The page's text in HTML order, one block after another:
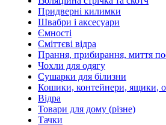
Придверні килимки
Швабри і аксесуари
Ємності
Сміттєві відра
Прання, прибирання, миття
Чохли для одягу
Сушарки для білизни
Кошики, контейнери, ящики,
Відра
Товари для дому (різне)
Тачки